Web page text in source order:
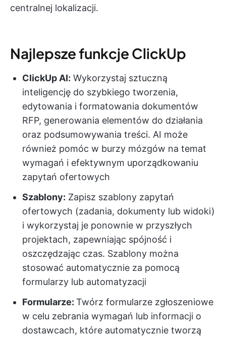
centralnej lokalizacji.
Najlepsze funkcje ClickUp
ClickUp AI: Wykorzystaj sztuczną
inteligencję do szybkiego tworzenia,
edytowania i formatowania dokumentów
RFP, generowania elementów do działania
oraz podsumowywania treści. AI może
również pomóc w burzy mózgów na temat
wymagań i efektywnym uporządkowaniu
zapytań ofertowych
Szablony: Zapisz szablony zapytań
ofertowych (zadania, dokumenty lub widoki)
i wykorzystaj je ponownie w przyszłych
projektach, zapewniając spójność i
oszczędzając czas. Szablony można
stosować automatycznie za pomocą
formularzy lub automatyzacji
Formularze: Twórz formularze zgłoszeniowe
w celu zebrania wymagań lub informacji o
dostawcach, które automatycznie tworzą